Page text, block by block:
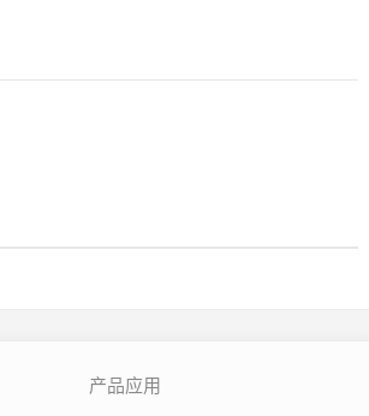
产品应用